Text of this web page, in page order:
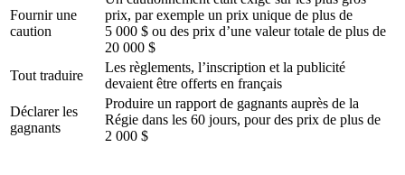
Fournir une
caution
prix, par exemple un prix unique de plus de
5 000 $ ou des prix d’une valeur totale de plus de
20 000 $
Tout traduire
Les règlements, l’inscription et la publicité
devaient être offerts en français
Déclarer les
gagnants
Produire un rapport de gagnants auprès de la
Régie dans les 60 jours, pour des prix de plus de
2 000 $